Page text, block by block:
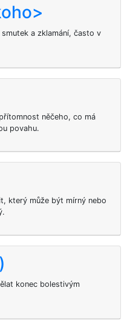
a zklamání, často v
něčeho, co má
povahu.
který může být mírný nebo
konec bolestivým